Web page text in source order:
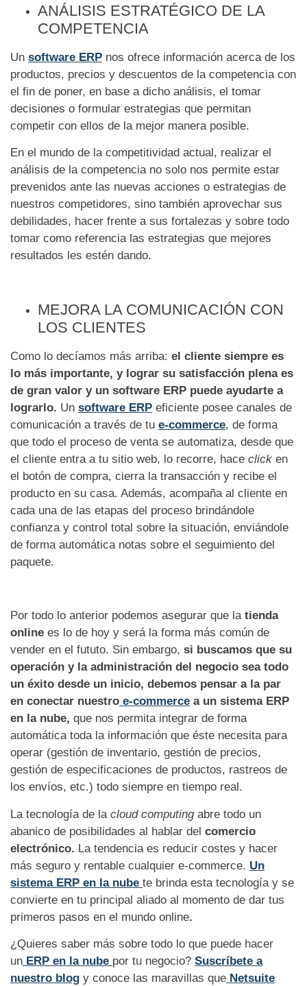
ANÁLISIS ESTRATÉGICO DE LA
COMPETENCIA
Un software ERP nos ofrece información acerca de los
productos, precios y descuentos de la competencia con
el fin de poner, en base a dicho análisis, el tomar
decisiones o formular estrategias que permitan
competir con ellos de la mejor manera posible.
En el mundo de la competitividad actual, realizar el
análisis de la competencia no solo nos permite estar
prevenidos ante las nuevas acciones o estrategias de
nuestros competidores, sino también aprovechar sus
debilidades, hacer frente a sus fortalezas y sobre todo
tomar como referencia las estrategias que mejores
resultados les estén dando.
MEJORA LA COMUNICACIÓN CON
LOS CLIENTES
Como lo decíamos más arriba: el cliente siempre es
lo más importante, y lograr su satisfacción plena es
de gran valor y un software ERP puede ayudarte a
lograrlo. Un software ERP eficiente posee canales de
comunicación a través de tu e-commerce, de forma
que todo el proceso de venta se automatiza, desde que
el cliente entra a tu sitio web, lo recorre, hace click en
el botón de compra, cierra la transacción y recibe el
producto en su casa. Además, acompaña al cliente en
cada una de las etapas del proceso brindándole
confianza y control total sobre la situación, enviándole
de forma automática notas sobre el seguimiento del
paquete.
Por todo lo anterior podemos asegurar que la tienda
online es lo de hoy y será la forma más común de
vender en el fututo. Sin embargo, si buscamos que su
operación y la administración del negocio sea todo
un éxito desde un inicio, debemos pensar a la par
en conectar nuestro e-commerce a un sistema ERP
en la nube, que nos permita integrar de forma
automática toda la información que éste necesita para
operar (gestión de inventario, gestión de precios,
gestión de especificaciones de productos, rastreos de
los envíos, etc.) todo siempre en tiempo real.
La tecnología de la cloud computingabre todo un
abanico de posibilidades al hablar del comercio
electrónico. La tendencia es reducir costes y hacer
más seguro y rentable cualquier e-commerce. Un
sistema ERP en la nube te brinda esta tecnología y se
convierte en tu principal aliado al momento de dar tus
primeros pasos en el mundo online.
¿Quieres saber más sobre todo lo que puede hacer
un ERP en la nube por tu negocio? Suscríbete a
nuestro blog y conoce las maravillas que Netsuite